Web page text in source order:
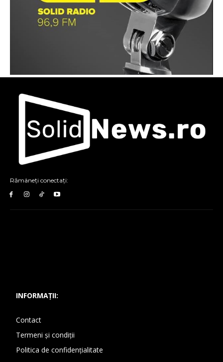
Rămâneți conectați:
INFORMAȚII:
Contact
Termeni și condiții
Politica de confidențialitate